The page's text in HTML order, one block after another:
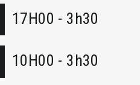
17H00 - 3h30
10H00 - 3h30